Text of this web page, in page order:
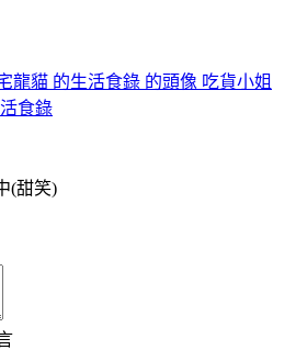
吃貨小姐
食錄
(甜笑)